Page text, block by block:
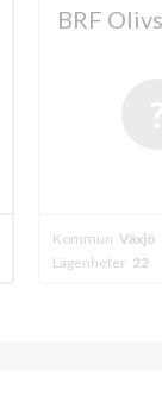
BRF
Kommun Växjö
Lägenheter 22